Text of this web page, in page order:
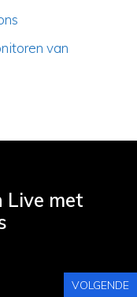
van
Live met
VOLGENDE